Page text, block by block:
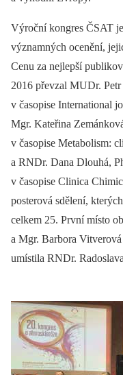
Výroční kongres ČSAT
významných ocenění,
Cenu za nejlepší
2016 převzal MUDr.
v časopise International
Mgr. Kateřina
v časopise Metabolism:
a RNDr. Dana Dlouhá,
v časopise Clinica
posterová sdělení,
celkem 25. První místo
a Mgr. Barbora
umístila RNDr.